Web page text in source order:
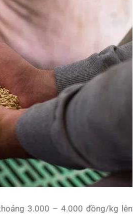
3.000 – 4.000 đồng/kg lên